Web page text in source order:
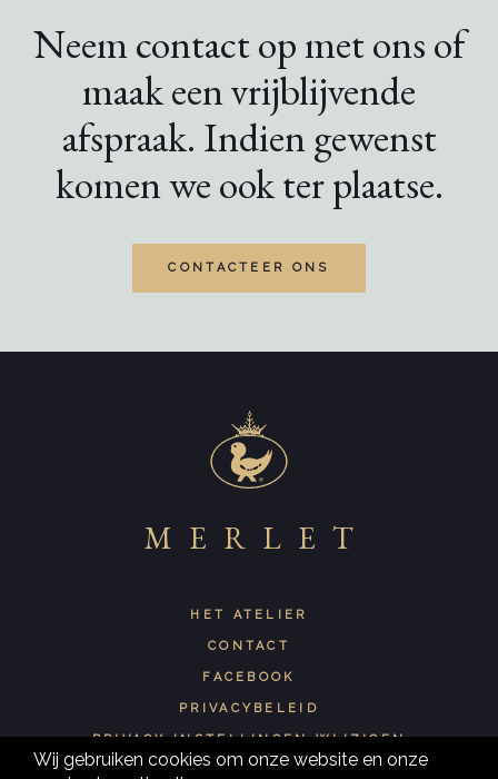
Wij gebruiken cookies om onze website en onze
Neem contact op met ons of
maak een vrijblijvende
afspraak. Indien gewenst
komen we ook ter plaatse.
CONTACTEER ONS
MERLET
HET ATELIER
CONTACT
FACEBOOK
PRIVACYBELEID
PRIVACY INSTELLINGEN WIJZIGEN